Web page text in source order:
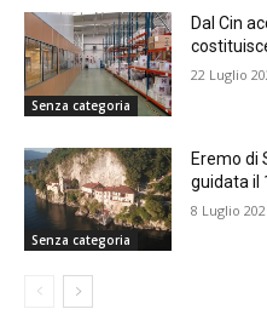
Senza categoria
Dal Cin
22 Luglio
Senza categoria
Eremo di
guidata il
8 Luglio